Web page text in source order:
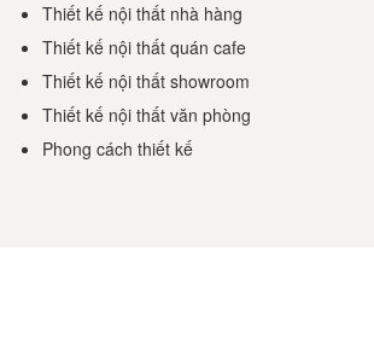
Thiết kế nội thất nhà hàng
Thiết kế nội thất quán cafe
Thiết kế nội thất showroom
Thiết kế nội thất văn phòng
Phong cách thiết kế